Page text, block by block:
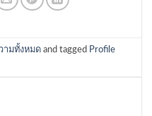
ามทั้งหมด and tagged Profile